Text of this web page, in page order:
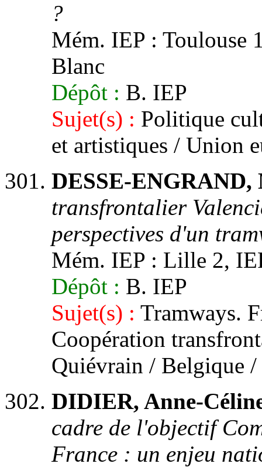
?
Mém. IEP : Toulouse
Blanc
Dépôt : B. IEP
Sujet(s) : Politique
et artistiques / Union
DESSE-ENGRAND,
transfrontalier
perspectives d'un
Mém. IEP : Lille 2,
Dépôt : B. IEP
Sujet(s) : Tramways.
Coopération
Quiévrain / Belgique
DIDIER, Anne-
cadre de l'objectif
France : un enjeu